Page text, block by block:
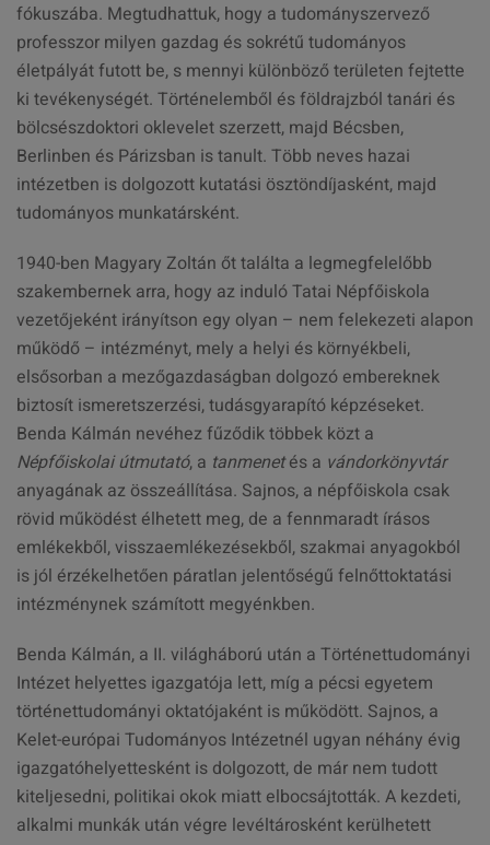
fókuszába. Megtudhattuk, hogy a tudományszervező
professzor milyen gazdag és sokrétű tudományos
életpályát futott be, s mennyi különböző területen fejtette
ki tevékenységét. Történelemből és földrajzból tanári és
bölcsészdoktori oklevelet szerzett, majd Bécsben,
Berlinben és Párizsban is tanult. Több neves hazai
intézetben is dolgozott kutatási ösztöndíjasként, majd
tudományos munkatársként.
1940-ben Magyary Zoltán őt találta a legmegfelelőbb
szakembernek arra, hogy az induló Tatai Népfőiskola
vezetőjeként irányítson egy olyan – nem felekezeti alapon
működő – intézményt, mely a helyi és környékbeli,
elsősorban a mezőgazdaságban dolgozó embereknek
biztosít ismeretszerzési, tudásgyarapító képzéseket.
Benda Kálmán nevéhez fűződik többek közt a
Népfőiskolai útmutató, a tanmenetés a vándorkönyvtár
anyagának az összeállítása. Sajnos, a népfőiskola csak
rövid működést élhetett meg, de a fennmaradt írásos
emlékekből, visszaemlékezésekből, szakmai anyagokból
is jól érzékelhetően páratlan jelentőségű felnőttoktatási
intézménynek számított megyénkben.
Benda Kálmán, a II. világháború után a Történettudományi
Intézet helyettes igazgatója lett, míg a pécsi egyetem
történettudományi oktatójaként is működött. Sajnos, a
Kelet-európai Tudományos Intézetnél ugyan néhány évig
igazgatóhelyettesként is dolgozott, de már nem tudott
kiteljesedni, politikai okok miatt elbocsájtották. A kezdeti,
alkalmi munkák után végre levéltárosként kerülhetett